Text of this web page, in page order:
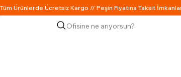
Ofisine ne arıyorsun?